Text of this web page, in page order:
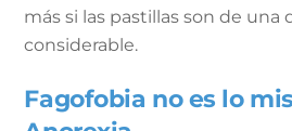
más si las pastillas son de una
considerable.
Fagofobia no es lo